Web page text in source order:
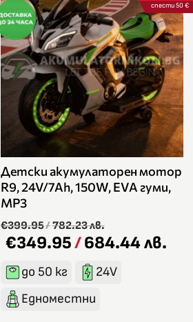
спести 50 €
Детски акумулаторен мотор
R9, 24V/7Ah, 150W, EVA гуми,
MP3
€399.95/782.23 лв.
€349.95/684.44 лв.
до 50 кг
24V
Едноместни